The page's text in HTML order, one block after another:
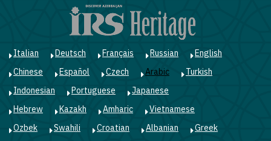
English
Russian
Français
Deutsch
Italian
Turkish
Arabic
Czech
Español
Chinese
Japanese
Portuguese
Indonesian
Vietnamese
Amharic
Kazakh
Hebrew
Greek
Albanian
Croatian
Swahili
Ozbek